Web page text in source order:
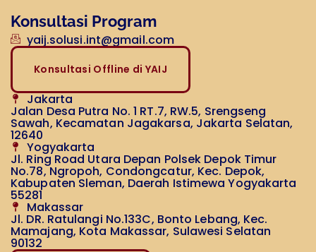
Konsultasi Program
yaij.solusi.int@gmail.com
Konsultasi Offline di YAIJ
Jakarta
Jalan Desa Putra No. 1 RT.7, RW.5, Srengseng
Sawah, Kecamatan Jagakarsa, Jakarta Selatan,
12640
Yogyakarta
Jl. Ring Road Utara Depan Polsek Depok Timur
No.78, Ngropoh, Condongcatur, Kec. Depok,
Kabupaten Sleman, Daerah Istimewa Yogyakarta
55281
Makassar
Jl. DR. Ratulangi No.133C, Bonto Lebang, Kec.
Mamajang, Kota Makassar, Sulawesi Selatan
90132